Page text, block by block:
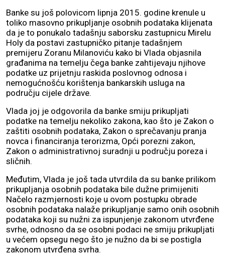
Banke su još polovicom lipnja 2015. godine krenule u
toliko masovno prikupljanje osobnih podataka klijenata
da je to ponukalo tadašnju saborsku zastupnicu Mirelu
Holy da postavi zastupničko pitanje tadašnjem
premijeru Zoranu Milanoviću kako bi Vlada objasnila
građanima na temelju čega banke zahtijevaju njihove
podatke uz prijetnju raskida poslovnog odnosa i
nemogućnošću korištenja bankarskih usluga na
području cijele države.
Vlada joj je odgovorila da banke smiju prikupljati
podatke na temelju nekoliko zakona, kao što je Zakon o
zaštiti osobnih podataka, Zakon o sprečavanju pranja
novca i financiranja terorizma, Opći porezni zakon,
Zakon o administrativnoj suradnji u području poreza i
sličnih.
Međutim, Vlada je još tada utvrdila da su banke prilikom
prikupljanja osobnih podataka bile dužne primijeniti
Načelo razmjernosti koje u ovom postupku obrade
osobnih podataka nalaže prikupljanje samo onih osobnih
podataka koji su nužni za ispunjenje zakonom utvrđene
svrhe, odnosno da se osobni podaci ne smiju prikupljati
u većem opsegu nego što je nužno da bi se postigla
zakonom utvrđena svrha.